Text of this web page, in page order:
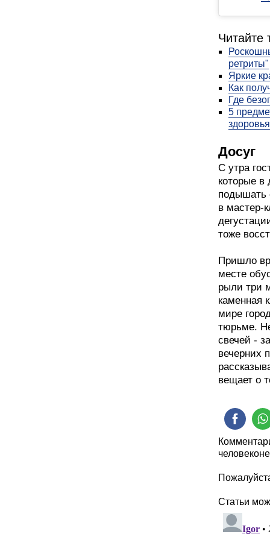
Читайте
ретриты"
Яркие
Как
Где
5
здоровья
Досуг
С утра
которые в
подышать
в мастер-
тоже
Пришло
месте
рыли три
каменная
мире
тюрьме.
свечей -
вечерних
вещает о
Статьи